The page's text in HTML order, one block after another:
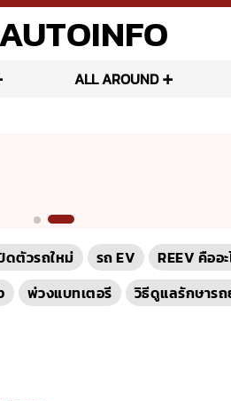
AUTOINFO
ALL AROUND
ดตัวรถใหม่ รถ EV REEV คืออะ
พ่วงแบทเตอรี วิธีดูแลรักษาร